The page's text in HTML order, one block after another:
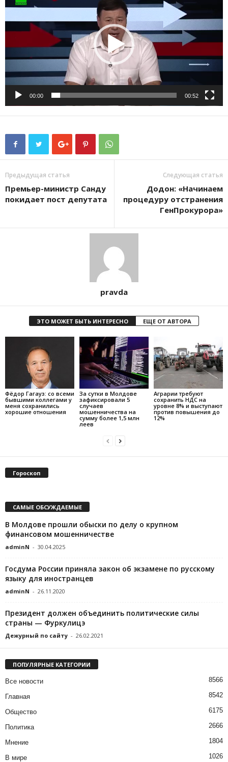
00:00 00:52
Предыдущая статья
Премьер-министр Санду
покидает пост депутата
Следующая статья
Додон: «Начинаем
процедуру отстранения
ГенПрокурора»
pravda
ЭТО МОЖЕТ БЫТЬ ИНТЕРЕСНО ЕЩЕ ОТ АВТОРА
Фёдор Гагауз: со всеми
бывшими коллегами у
меня сохранились
хорошие отношения
За сутки в Молдове
зафиксировали 5
случаев
мошенничества на
сумму более 1,5 млн
леев
Аграрии требуют
сохранить НДС на
уровне 8% и выступают
против повышения до
12%
Гороскоп
САМЫЕ ОБСУЖДАЕМЫЕ
В Молдове прошли обыски по делу о крупном
финансовом мошенничестве
adminN - 30.04.2025
Госдума России приняла закон об экзамене по русскому
языку для иностранцев
adminN - 26.11.2020
Президент должен объединить политические силы
страны — Фуркулицэ
Дежурный по сайту - 26.02.2021
ПОПУЛЯРНЫЕ КАТЕГОРИИ
Все новости 8566
Главная 8542
Общество 6175
Политика 2666
Мнение 1804
В мире 1026